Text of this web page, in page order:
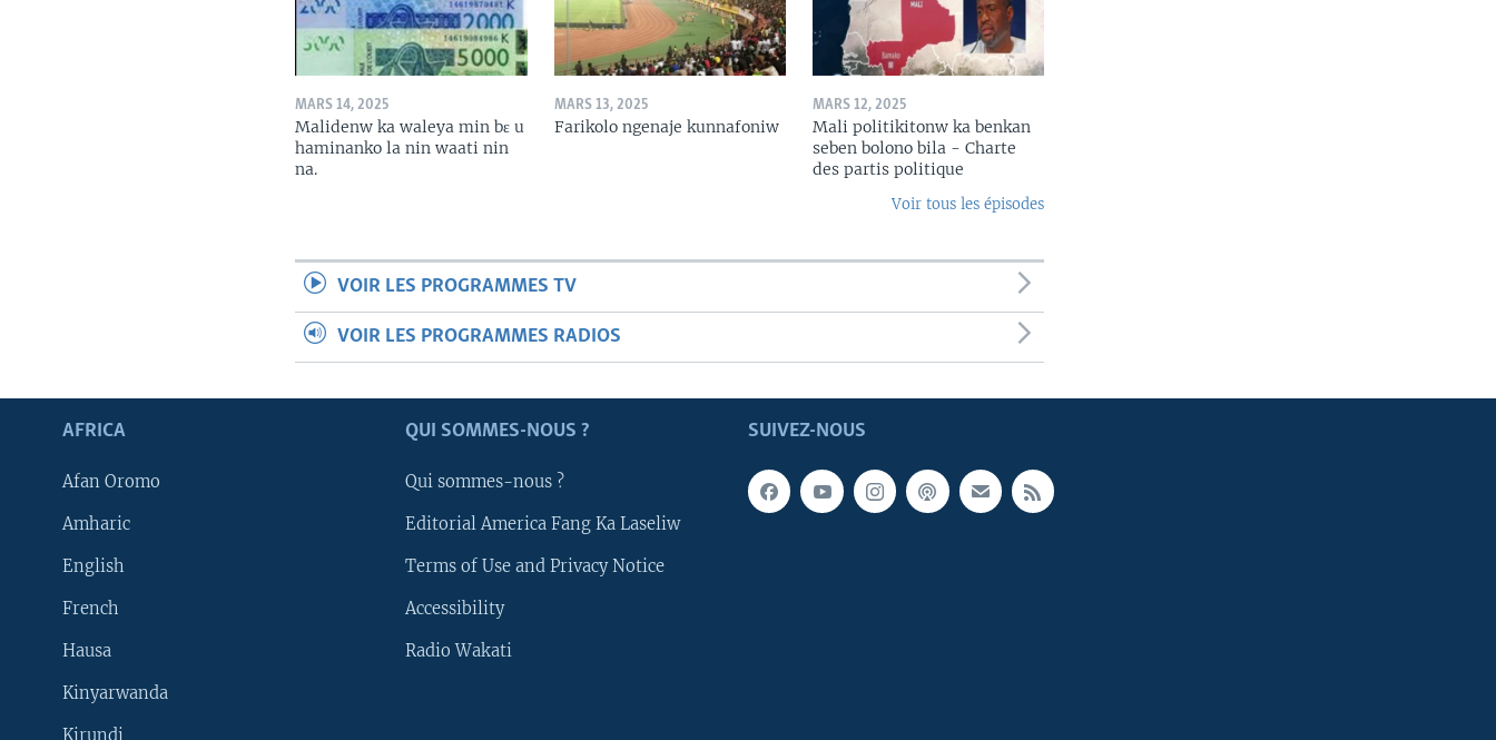
MARS 14, 2025
Malidenw ka waleya min bɛ u
haminanko la nin waati nin
na.
MARS 13, 2025
Farikolo ngenaje kunnafoniw
MARS 12, 2025
Mali politikitonw ka benkan
seben bolono bila - Charte
des partis politique
Voir tous les épisodes
VOIR LES PROGRAMMES TV
VOIR LES PROGRAMMES RADIOS
SUIVEZ-NOUS
AFRICA
Afan Oromo
Amharic
English
French
Hausa
Kinyarwanda
Kirundi
QUI SOMMES-NOUS ?
Qui sommes-nous ?
Editorial America Fang Ka Laseliw
Terms of Use and Privacy Notice
Accessibility
Radio Wakati